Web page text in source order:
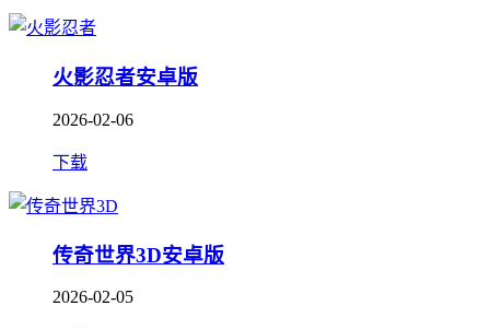
火影忍者安卓版
2026-02-06
下载
传奇世界3D安卓版
2026-02-05